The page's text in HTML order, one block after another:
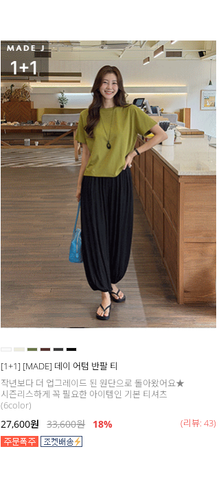
[1+1] [MADE] 데이 어텀 반팔 티
작년보다 더 업그레이드 된 원단으로 돌아왔어요★
시즌리스하게 꼭 필요한 아이템인 기본 티셔츠
(6color)
27,600원 33,600원 18% (리뷰: 43)